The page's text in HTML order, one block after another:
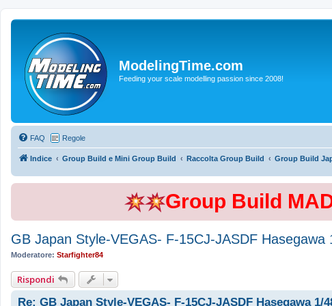
ModelingTime.com
Feeding your scale modelling passion since 2008!
FAQ Regole
Indice Group Build e Mini Group Build Raccolta Group Build Group Build
Group Build
GB Japan Style-VEGAS- F-15CJ-JASDF Hasegawa
Moderatore: Starfighter84
Rispondi
Re: GB Japan Style-VEGAS- F-15CJ-JASDF Hasegawa 1/